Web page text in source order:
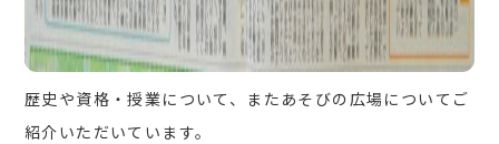
歴史や資格・授業について、またあそびの広場についてご
紹介いただいています。